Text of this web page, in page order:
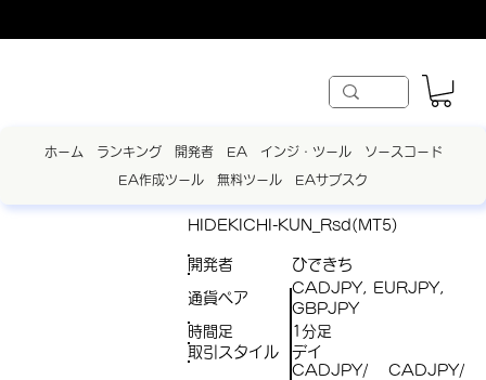
ホーム ランキング 開発者 EA インジ・ツール ソースコード
EA作成ツール 無料ツール EAサブスク
HIDEKICHI-KUN_Rsd(MT5)
開発者 ひできち
通貨ペア
CADJPY, EURJPY,
GBPJPY
取引スタイル デイ
CADJPY/
CADJPY/
時間足 1分足